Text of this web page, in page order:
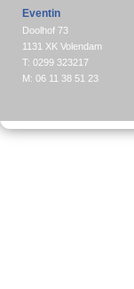
Eventin
Doolhof 73
1131 XK Volendam
T: 0299 323217
M: 06 11 38 51 23